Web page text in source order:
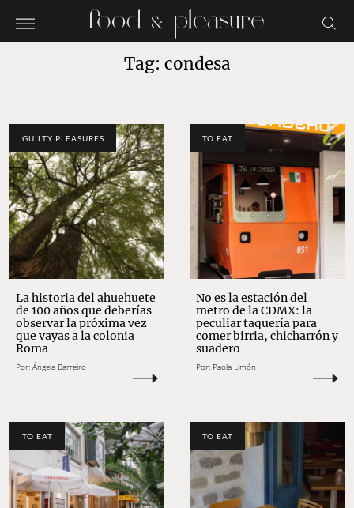
Tag: condesa
GUILTY PLEASURES
La historia del ahuehuete
de 100 años que deberías
observar la próxima vez
que vayas a la colonia
Roma
Por: Ángela Barreiro
TO EAT
No es la estación del
metro de la CDMX: la
peculiar taquería para
comer birria, chicharrón y
suadero
Por: Paola Limón
TO EAT TO EAT